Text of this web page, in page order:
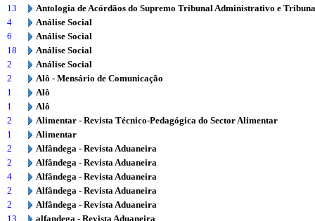
13
Antologia de Acórdãos do Supremo Tribunal Administrativo e
4
Análise Social
6
Análise Social
18
Análise Social
2
Análise Social
2
Alô - Mensário de Comunicação
1
Alô
1
Alô
2
Alimentar - Revista Técnico-Pedagógica do Sector Alimentar
1
Alimentar
2
Alfândega - Revista Aduaneira
2
Alfândega - Revista Aduaneira
4
Alfândega - Revista Aduaneira
2
Alfândega - Revista Aduaneira
2
Alfândega - Revista Aduaneira
13
alfandega - Revista Aduaneira